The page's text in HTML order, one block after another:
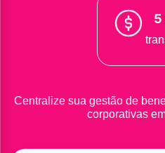
5
Centralize sua gestão de
corporativas